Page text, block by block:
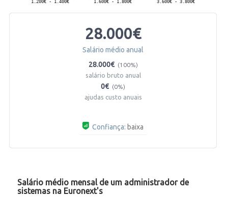
28.000€
Salário médio anual
28.000€ (100%)
salário bruto anual
0€ (0%)
ajudas custo anuais
Confiança: baixa
Salário médio mensal de um administrador de
sistemas na Euronext's